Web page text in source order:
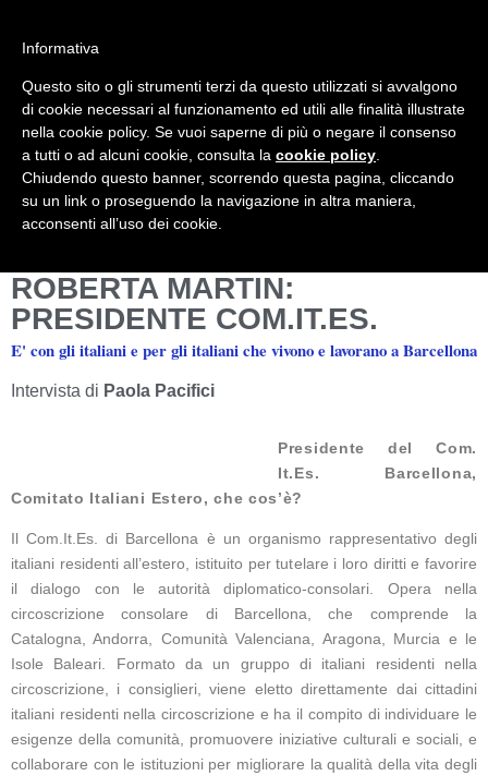
Mondo Italiano nel Mondo
LE INTERVISTE SONO AGLI ITALIANI CHE
RICOPRONO RUOLI ISTITUZIONALI, A
QUELLI CHE RAPPRESENTANO LA
SOCIETÀ E A CHI È UN "COMUNE
CITTADINO" ...
PER TUTTO QUESTO SIAMO "ORGOGLIOSI
DI ESSERE ITALIANI"
ROBERTA MARTIN:
PRESIDENTE COM.IT.ES.
E' con gli italiani e per gli italiani che vivono e lavorano a Barcellona
Intervista di Paola Pacifici
Presidente del Com.
It.Es. Barcellona,
Comitato Italiani Estero, che cos’è?
Il Com.It.Es. di Barcellona è un organismo rappresentativo degli
italiani residenti all’estero, istituito per tutelare i loro diritti e favorire
il dialogo con le autorità diplomatico-consolari. Opera nella
circoscrizione consolare di Barcellona, che comprende la
Catalogna, Andorra, Comunità Valenciana, Aragona, Murcia e le
Isole Baleari. Formato da un gruppo di italiani residenti nella
circoscrizione, i consiglieri, viene eletto direttamente dai cittadini
italiani residenti nella circoscrizione e ha il compito di individuare le
esigenze della comunità, promuovere iniziative culturali e sociali, e
collaborare con le istituzioni per migliorare la qualità della vita degli
Informativa
Questo sito o gli strumenti terzi da questo utilizzati si avvalgono
di cookie necessari al funzionamento ed utili alle finalità illustrate
nella cookie policy. Se vuoi saperne di più o negare il consenso
a tutti o ad alcuni cookie, consulta la cookie policy
Chiudendo questo banner, scorrendo questa pagina, cliccando
su un link o proseguendo la navigazione in altra maniera,
acconsenti all’uso dei cookie.